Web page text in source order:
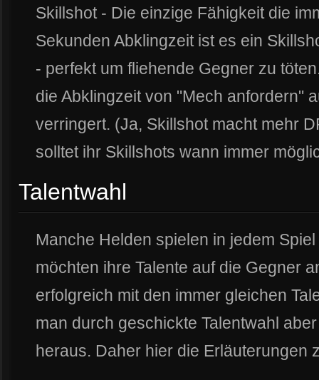
Skillshot - Die einzige Fähigkeit die
Sekunden Abklingzeit ist es ein
- perfekt um fliehende Gegner zu
die Abklingzeit von "Mech anfordern"
verringert. (Ja, Skillshot macht mehr
solltet ihr Skillshots wann immer
Talentwahl
Manche Helden spielen in jedem
möchten ihre Talente auf die Gegner
erfolgreich mit den immer gleichen
man durch geschickte Talentwahl
heraus. Daher hier die Erläuterungen